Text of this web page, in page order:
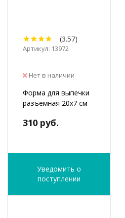
(3.57)
Артикул: 13972
Нет в наличии
Форма для выпечки
разъемная 20х7 см
310 руб.
Уведомить о
поступлении